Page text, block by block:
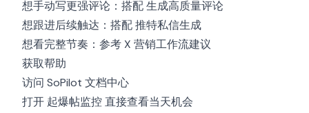
想手动写更强评论：搭配生成高质量评论
想跟进后续触达：搭配推特私信生成
想看完整节奏：参考X 营销工作流建议
获取帮助
访问 SoPilot 文档中心
打开 起爆帖监控直接查看当天机会